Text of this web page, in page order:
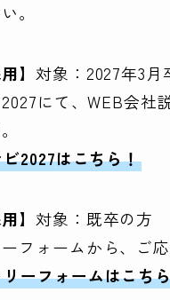
。
】 対象：2027年3
にて、WEB会社
2027はこちら！
】 対象：既卒の方
フォームから、ご応
ーフォームはこち